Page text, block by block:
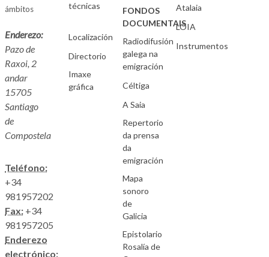
ámbitos
Enderezo:
Pazo de
Raxoi, 2
andar
15705
Santiago
de
Compostela
Teléfono:
+34
981957202
Fax: +34
981957205
Enderezo
electrónico:
técnicas
Localización
Directorio
Imaxe
gráfica
FONDOS
DOCUMENTAIS
Radiodifusión
galega na
emigración
Céltiga
A Saia
Repertorio
da prensa
da
emigración
Mapa
sonoro
de
Galicia
Epistolario
Rosalía de
Atalaia
LOIA
Instrumentos